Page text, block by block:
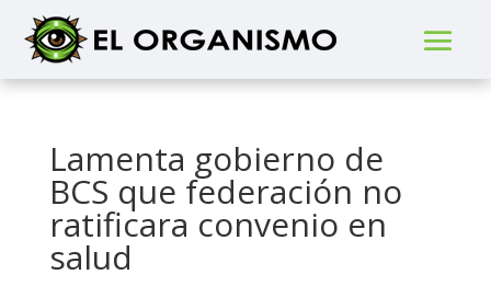
Lamenta gobierno de
BCS que federación no
ratificara convenio en
salud